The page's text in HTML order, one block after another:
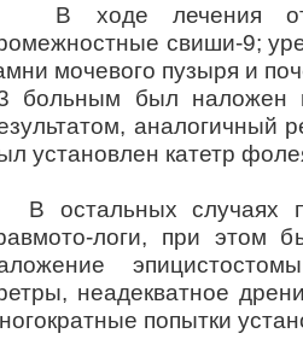
ходе лечения
свиши-9;
мочевого пузыря и
больным был наложен
аналогичный
установлен катетр
остальных случаях
логи, при этом
неадекватное
попытки